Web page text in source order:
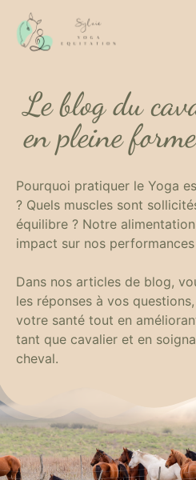
Le blog du
en pleine forme
Pourquoi pratiquer le Yoga
? Quels muscles sont
équilibre ? Notre
impact sur nos
Dans nos articles de blog,
les réponses à vos
votre santé tout en
tant que cavalier et en
cheval.